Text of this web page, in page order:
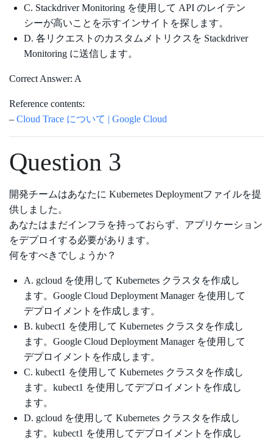
C. Stackdriver Monitoring を使用して API のレイテン
シーが高いことを示すインサイトを探します。
D. 各リクエストのカスタムメトリクスを Stackdriver
Monitoring に送信します。
Correct Answer: A
Reference contents:
– Cloud Trace について | Google Cloud
Question 3
開発チームはあなたに Kubernetes Deploymentファイルを提
供しました。
あなたはまだインフラを持っておらず、アプリケーション
をデプロイする必要があります。
何をすべきでしょうか？
A. gcloud を使用して Kubernetes クラスタを作成し
ます。Google Cloud Deployment Manager を使用して
デプロイメントを作成します。
B. kubect1 を使用して Kubernetes クラスタを作成し
ます。Google Cloud Deployment Manager を使用して
デプロイメントを作成します。
C. kubect1 を使用して Kubernetes クラスタを作成し
ます。kubect1 を使用してデプロイメントを作成し
ます。
D. gcloud を使用して Kubernetes クラスタを作成し
ます。kubect1 を使用してデプロイメントを作成し